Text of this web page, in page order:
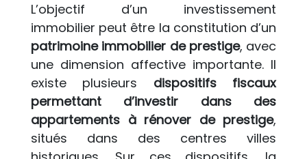
L’objectif d’un investissement
immobilier peut être la constitution d’un
patrimoine immobilier de prestige, avec
une dimension affective importante. Il
existe plusieurs dispositifs fiscaux
permettant d’investir dans des
appartements à rénover de prestige,
situés dans des centres villes